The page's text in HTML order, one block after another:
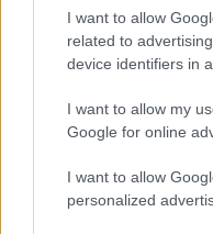
I want to allow
related to
device identifiers in
I want to allow my
Google for online
I want to allow
personalized
9 Σεπτεμβρίου
Μελίνα Μερκούρη)
**23
* Το πρόγραμμα
συμπληρωθεί και
υπάρχει